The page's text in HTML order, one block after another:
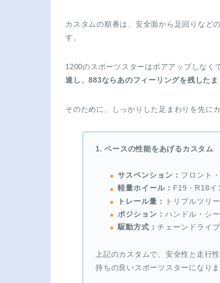
カスタムの順番は、安全面から足回りなど
す。
1200のスポーツスターはボアアップしな
達し、883ならあのフィーリングを残したま
そのために、しっかりした足まわりを先に
1. ベースの性能をあげるカスタム
サスペンション： フロント
軽量ホイール： F19・R18イ
トレール量：
トリプルツリー
ポジション： ハンドル・シ
駆動方式： チェーンドライブ
上記のカスタムで、安全性と走行
持ちの良いスポーツスターになりま